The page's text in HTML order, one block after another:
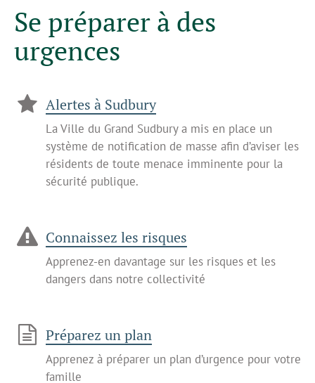
Se préparer à des
urgences
Alertes à Sudbury
La Ville du Grand Sudbury a mis en place un
système de notification de masse afin d’aviser les
résidents de toute menace imminente pour la
sécurité publique.
Connaissez les risques
Apprenez-en davantage sur les risques et les
dangers dans notre collectivité
Préparez un plan
Apprenez à préparer un plan d’urgence pour votre
famille